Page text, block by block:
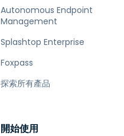
Autonomous Endpoint
Management
Splashtop Enterprise
Foxpass
探索所有產品
開始使用